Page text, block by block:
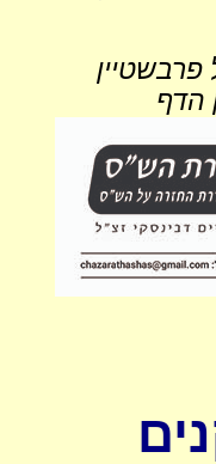
פרבשטיין
הדף